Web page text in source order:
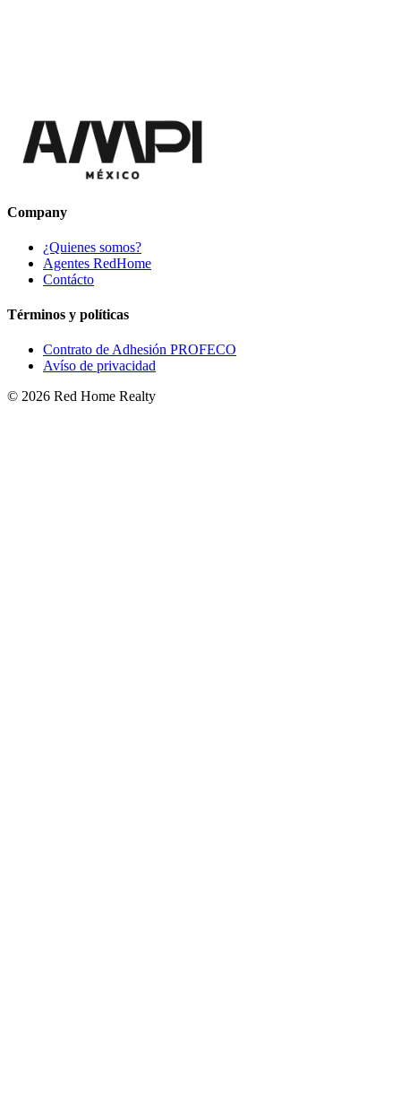
Company
¿Quienes somos?
Agentes RedHome
Contácto
Términos y políticas
Contrato de Adhesión PROFECO
Avíso de privacidad
© 2026 Red Home Realty